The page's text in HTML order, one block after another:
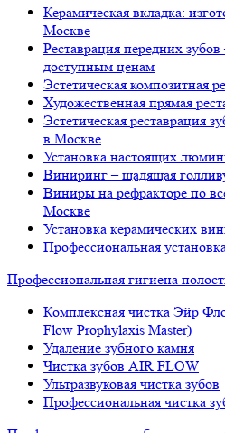
Керамическая вкладка:
Москве
Реставрация передних
доступным ценам
Эстетическая композитная
Художественная прямая
Эстетическая реставрация
в Москве
Установка настоящих
Виниринг – щадящая
Виниры на рефракторе по
Москве
Установка керамических
Профессиональная
Профессиональная гигиена
Комплексная чистка Эйр
Flow Prophylaxis Master)
Удаление зубного камня
Чистка зубов AIR FLOW
Ультразвуковая чистка зубов
Профессиональная чистка